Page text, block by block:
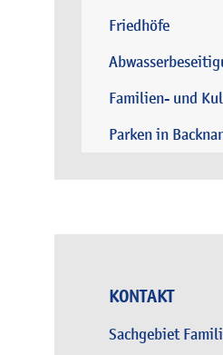
Friedhöfe
Familien- und
Parken in
KONTAKT
Sachgebiet